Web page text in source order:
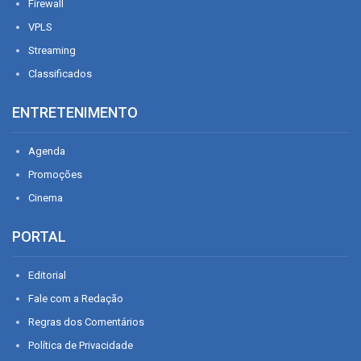
Firewall
VPLS
Streaming
Classificados
ENTRETENIMENTO
Agenda
Promoções
Cinema
PORTAL
Editorial
Fale com a Redação
Regras dos Comentários
Política de Privacidade